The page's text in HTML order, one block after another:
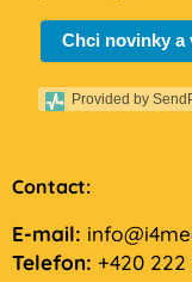
Chci novinky a
Provided by
Contact:
E-mail:
Telefon: +420 222